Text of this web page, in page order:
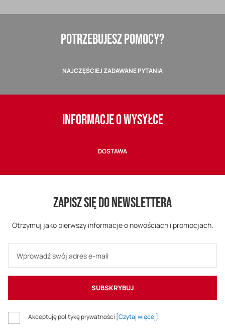
POTRZEBUJESZ POMOCY?
NAJCZĘŚCIEJ ZADAWANE PYTANIA
INFORMACJE O WYSYŁCE
DOSTAWA
ZAPISZ SIĘ DO NEWSLETTERA
Otrzymuj jako pierwszy informacje o nowościach i promocjach.
SUBSKRYBUJ
Akceptuję politykę prywatności [Czytaj więcej]